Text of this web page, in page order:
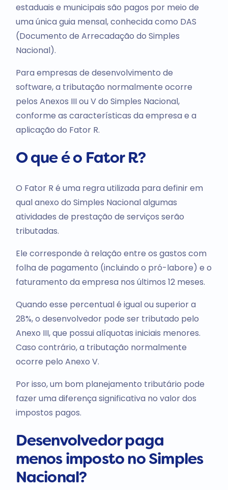
estaduais e municipais são pagos por meio de
uma única guia mensal, conhecida como DAS
(Documento de Arrecadação do Simples
Nacional).
Para empresas de desenvolvimento de
software, a tributação normalmente ocorre
pelos Anexos III ou V do Simples Nacional,
conforme as características da empresa e a
aplicação do Fator R.
O que é o Fator R?
O Fator R é uma regra utilizada para definir em
qual anexo do Simples Nacional algumas
atividades de prestação de serviços serão
tributadas.
Ele corresponde à relação entre os gastos com
folha de pagamento (incluindo o pró-labore) e o
faturamento da empresa nos últimos 12 meses.
Quando esse percentual é igual ou superior a
28%, o desenvolvedor pode ser tributado pelo
Anexo III, que possui alíquotas iniciais menores.
Caso contrário, a tributação normalmente
ocorre pelo Anexo V.
Por isso, um bom planejamento tributário pode
fazer uma diferença significativa no valor dos
impostos pagos.
Desenvolvedor paga
menos imposto no Simples
Nacional?